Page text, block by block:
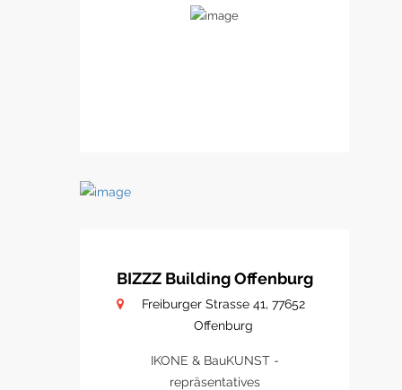
BIZZZ Building Offenburg
Freiburger Strasse 41, 77652
Offenburg
IKONE & BauKUNST -
repräsentatives